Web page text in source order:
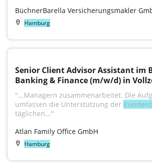
BüchnerBarella Versicherungsmakler
Hamburg
Senior Client Advisor Assistant im
Banking & Finance (m/w/d) in
"...Managern zusammenarbeitet. Die
umfassen die Unterstützung der
täglichen..."
Atlan Family Office GmbH
Hamburg